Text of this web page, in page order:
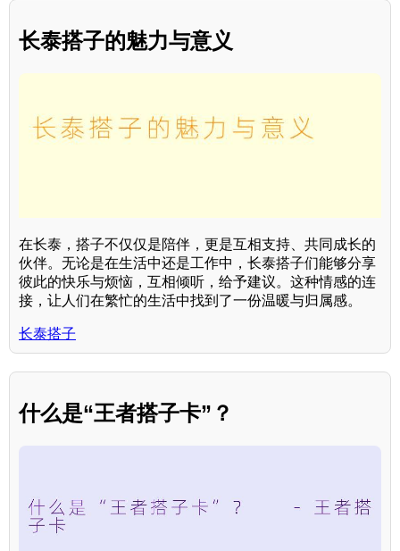
长泰搭子的魅力与意义
在长泰，搭子不仅仅是陪伴，更是互相支持、共同成长的
伙伴。无论是在生活中还是工作中，长泰搭子们能够分享
彼此的快乐与烦恼，互相倾听，给予建议。这种情感的连
接，让人们在繁忙的生活中找到了一份温暖与归属感。
长泰搭子
什么是“王者搭子卡”？